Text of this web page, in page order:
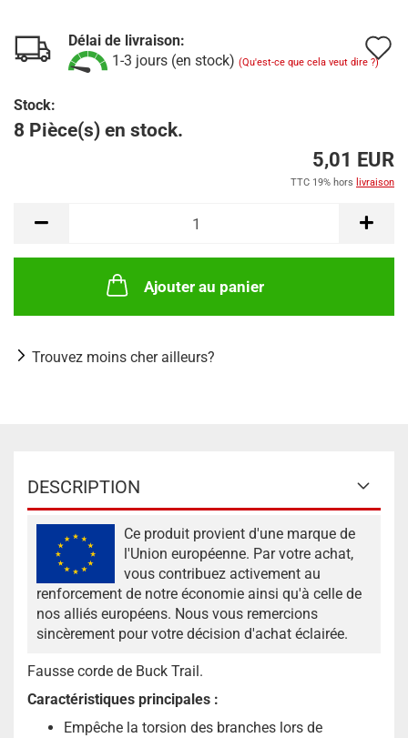
Délai de livraison:
1-3 jours (en stock) (Qu'est-ce que cela veut dire ?)
Stock:
8 Pièce(s) en stock.
5,01 EUR
TTC 19% hors livraison
Ajouter au panier
Trouvez moins cher ailleurs?
DESCRIPTION
Ce produit provient d'une marque de
l'Union européenne. Par votre achat,
vous contribuez activement au
renforcement de notre économie ainsi qu'à celle de
nos alliés européens. Nous vous remercions
sincèrement pour votre décision d'achat éclairée.
Fausse corde de Buck Trail.
Caractéristiques principales :
Empêche la torsion des branches lors de